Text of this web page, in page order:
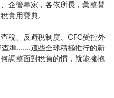
企管專家，各依所長，彙整豐
實用寶典。
稅、反避稅制度、CFC受控外
準.......這些全球積極推行的新
調整面對稅負的慣，就能擁抱